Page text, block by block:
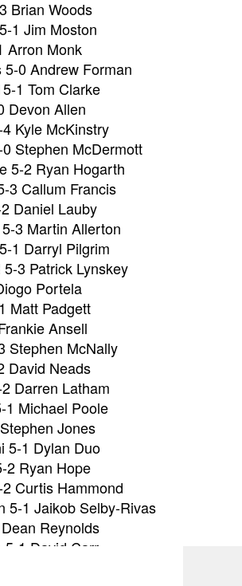
Brian Woods
1 Jim Moston
Arron Monk
0 Andrew Forman
1 Tom Clarke
Devon Allen
Kyle McKinstry
Stephen McDermott
5-2 Ryan Hogarth
3 Callum Francis
Daniel Lauby
3 Martin Allerton
1 Darryl Pilgrim
3 Patrick Lynskey
Portela
Matt Padgett
Ansell
Stephen McNally
David Neads
Darren Latham
1 Michael Poole
Jones
5-1 Dylan Duo
2 Ryan Hope
Curtis Hammond
5-1 Jaikob Selby-Rivas
Reynolds
5-1 David Carr